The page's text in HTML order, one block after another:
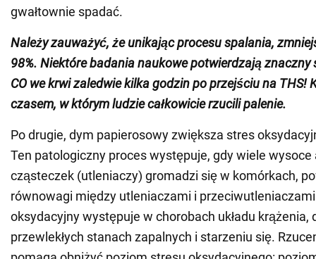
gwałtownie spadać.
Należy zauważyć, że unikając procesu spalania,
98%. Niektóre badania naukowe potwierdzają znaczny
CO we krwi zaledwie kilka godzin po przejściu na THS!
czasem, w którym ludzie całkowicie rzucili palenie.
Po drugie, dym papierosowy zwiększa stres
Ten patologiczny proces występuje, gdy wiele
cząsteczek (utleniaczy) gromadzi się w komórkach,
równowagi między utleniaczami i
oksydacyjny występuje w chorobach układu krążenia,
przewlekłych stanach zapalnych i starzeniu się.